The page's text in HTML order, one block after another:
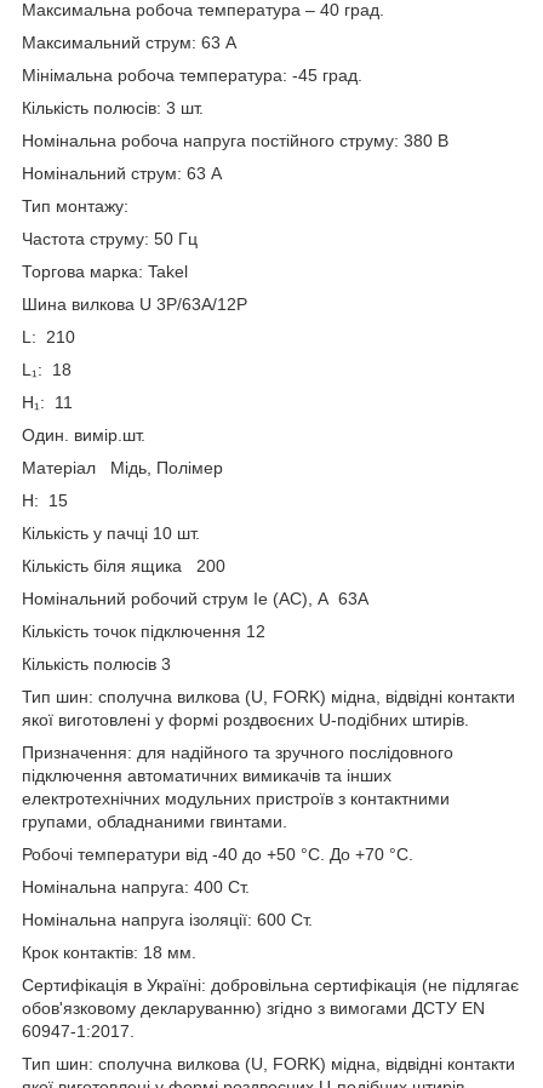
Максимальна робоча температура – ​​40 град.
Максимальний струм: 63 А
Мінімальна робоча температура: -45 град.
Кількість полюсів: 3 шт.
Номінальна робоча напруга постійного струму: 380 В
Номінальний струм: 63 А
Тип монтажу:
Частота струму: 50 Гц
Торгова марка: Takel
Шина вилкова U 3P/63A/12Р
L: 210
L₁: 18
H₁: 11
Один. вимір.шт.
Матеріал Мідь, Полімер
H: 15
Кількість у пачці 10 шт.
Кількість біля ящика 200
Номінальний робочий струм Ie (AC), А 63А
Кількість точок підключення 12
Кількість полюсів 3
Тип шин: сполучна вилкова (U, FORK) мідна, відвідні контакти
якої виготовлені у формі роздвоєних U-подібних штирів.
Призначення: для надійного та зручного послідовного
підключення автоматичних вимикачів та інших
електротехнічних модульних пристроїв з контактними
групами, обладнаними гвинтами.
Робочі температури від -40 до +50 °С. До +70 °C.
Номінальна напруга: 400 Ст.
Номінальна напруга ізоляції: 600 Ст.
Крок контактів: 18 мм.
Сертифікація в Україні: добровільна сертифікація (не підлягає
обов'язковому декларуванню) згідно з вимогами ДСТУ EN
60947-1:2017.
Тип шин: сполучна вилкова (U, FORK) мідна, відвідні контакти